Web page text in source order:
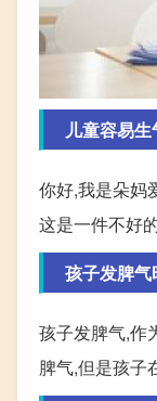
儿童容易
你好,我是朵妈
这是一件不好
孩子发脾
孩子发脾气,作
脾气,但是孩子